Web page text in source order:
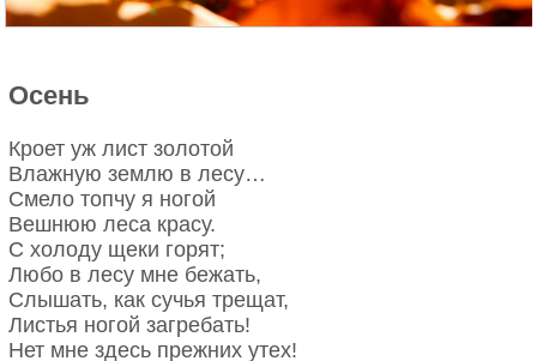
Осень
Кроет уж лист золотой
Влажную землю в лесу…
Смело топчу я ногой
Вешнюю леса красу.
С холоду щеки горят;
Любо в лесу мне бежать,
Слышать, как сучья трещат,
Листья ногой загребать!
Нет мне здесь прежних утех!